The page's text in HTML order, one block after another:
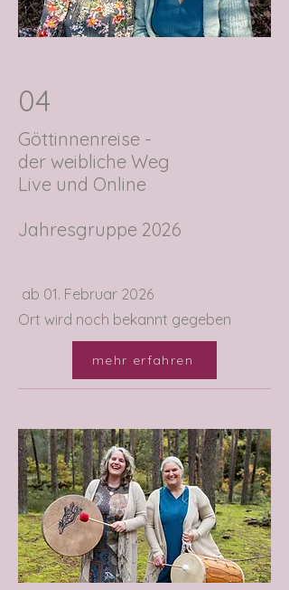
04
Göttinnenreise -
der weibliche Weg
Live und Online
Jahresgruppe 2026
ab 01. Februar 2026
Ort wird noch bekannt gegeben
mehr erfahren